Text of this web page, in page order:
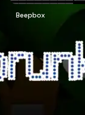
Beepbox